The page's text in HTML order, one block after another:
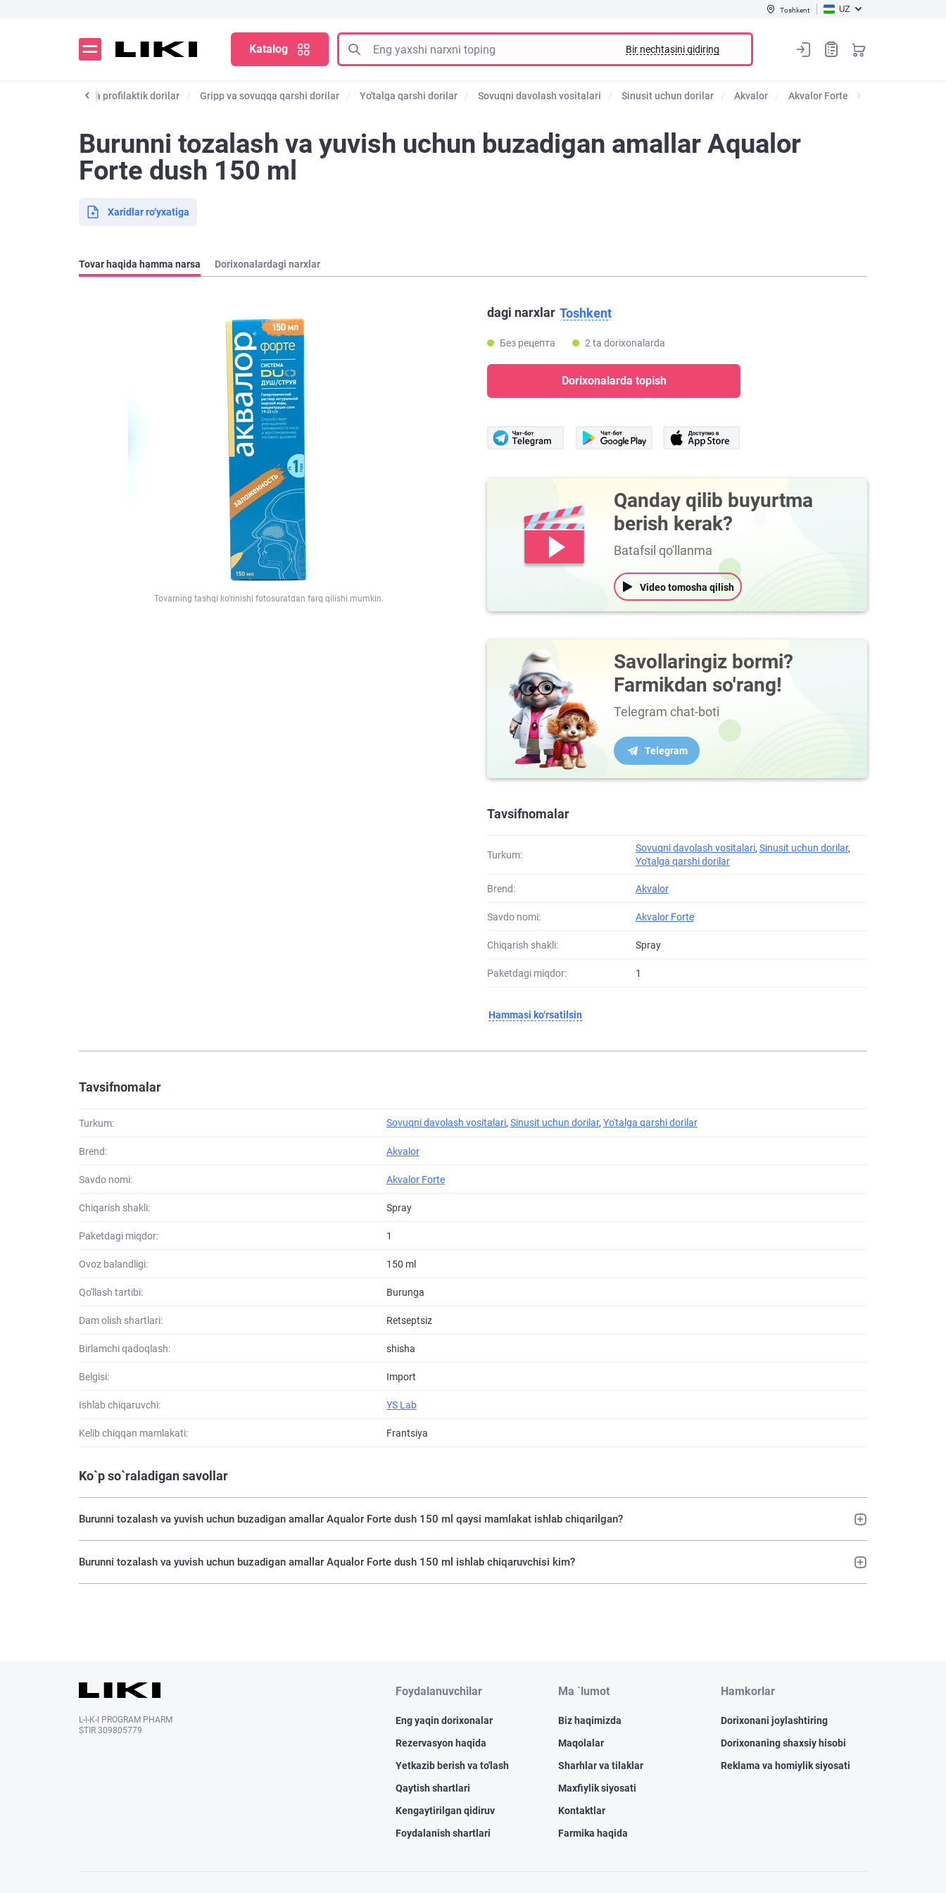
Toshkent UZ
Katalog Bir nechtasini qidiring
Dori vositalari va profilaktik dorilar Gripp va sovuqqa qarshi dorilar Yo'talga qarshi dorilar Sovuqni davolash vositalari Sinusit uchun dorilar Akvalor Akvalor Forte
Burunni tozalash va yuvish uchun buzadigan amallar Aqualor
Forte dush 150 ml
Xaridlar ro‘yxatiga
Tovar haqida hamma narsa Dorixonalardagi narxlar
Tovarning tashqi ko‘rinishi fotosuratdan farq qilishi mumkin.
dagi narxlar Toshkent
Без рецепта 2 ta dorixonalarda
Dorixonalarda topish
Qanday qilib buyurtma
berish kerak?
Batafsil qo'llanma
Video tomosha qilish
Savollaringiz bormi?
Farmikdan so'rang!
Telegram chat-boti
Telegram
Tavsifnomalar
Turkum:
Sovuqni davolash vositalari, Sinusit uchun dorilar,
Yo'talga qarshi dorilar
Brend: Akvalor
Savdo nomi: Akvalor Forte
Chiqarish shakli: Spray
Paketdagi miqdor: 1
Hammasi ko‘rsatilsin
Tavsifnomalar
Turkum: Sovuqni davolash vositalari, Sinusit uchun dorilar, Yo'talga qarshi dorilar
Brend: Akvalor
Savdo nomi: Akvalor Forte
Chiqarish shakli: Spray
Paketdagi miqdor: 1
Ovoz balandligi: 150 ml
Qo'llash tartibi: Burunga
Dam olish shartlari: Retseptsiz
Birlamchi qadoqlash: shisha
Belgisi: Import
Ishlab chiqaruvchi: YS Lab
Kelib chiqqan mamlakati: Frantsiya
Ko`p so`raladigan savollar
Burunni tozalash va yuvish uchun buzadigan amallar Aqualor Forte dush 150 ml qaysi mamlakat ishlab chiqarilgan?
Burunni tozalash va yuvish uchun buzadigan amallar Aqualor Forte dush 150 ml ishlab chiqaruvchisi kim?
L-I-K-I PROGRAM PHARM
STIR 309805779
Foydalanuvchilar
Eng yaqin dorixonalar
Rezervasyon haqida
Yetkazib berish va to'lash
Qaytish shartlari
Kengaytirilgan qidiruv
Foydalanish shartlari
Ma `lumot
Biz haqimizda
Maqolalar
Sharhlar va tilaklar
Maxfiylik siyosati
Kontaktlar
Farmika haqida
Hamkorlar
Dorixonani joylashtiring
Dorixonaning shaxsiy hisobi
Reklama va homiylik siyosati